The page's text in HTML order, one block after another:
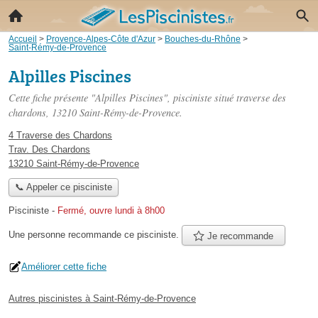
Accueil > Provence-Alpes-Côte d'Azur > Bouches-du-Rhône >
Saint-Rémy-de-Provence
Alpilles Piscines
Cette fiche présente "Alpilles Piscines", pisciniste situé traverse des
chardons, 13210 Saint-Rémy-de-Provence.
4 Traverse des Chardons
Trav. Des Chardons
13210 Saint-Rémy-de-Provence
📞 Appeler ce pisciniste
Pisciniste - Fermé, ouvre lundi à 8h00
Une personne recommande ce pisciniste. Je recommande
Améliorer cette fiche
Autres piscinistes à Saint-Rémy-de-Provence